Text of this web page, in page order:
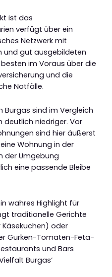
ist das
verfügt über ein
Netzwerk mit
und gut ausgebildeten
im Voraus über die
und die
Notfälle.
Burgas sind im Vergleich
niedriger. Vor
sind hier äußerst
Wohnung in der
der Umgebung
eine passende Bleibe
wahres Highlight für
traditionelle Gerichte
oder
Gurken-Tomaten-Feta-
und Bars
Burgas‘